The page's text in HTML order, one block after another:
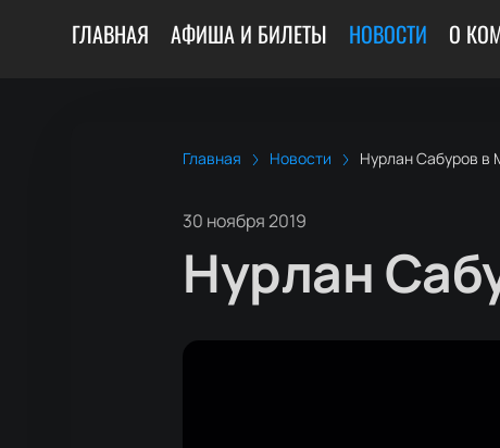
ГЛАВНАЯ АФИША И БИЛЕТЫ НОВОСТИ О
Главная Новости Нурлан Сабуров в
30 ноября 2019
Нурлан